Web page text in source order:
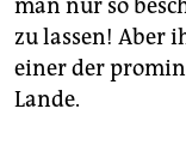
genossenschaft
epaper login
man nur so
zu lassen! Aber
einer der
Lande.